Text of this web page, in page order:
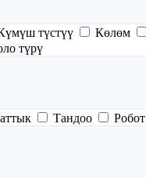
түстүү Көлөм
түрү
Тандоо
Робот